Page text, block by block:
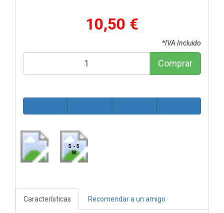
10,50 €
*IVA Incluido
Comprar
5 - 5
W
Características Recomendar a un amigo